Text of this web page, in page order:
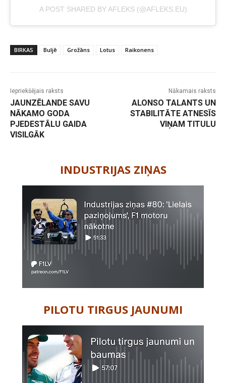
A POST SHARED BY AFLEKS (@AFLEKS.EU)
BIRKAS Buljē Grožāns Lotus Raikonens
Iepriekšējais raksts
JAUNZĒLANDE SAVU
NĀKAMO GODA
PJEDESTĀLU GAIDA
VISILGĀK
Nākamais raksts
ALONSO TALANTS UN
STABILITĀTE ATNESĪS
VIŅAM TITULU
INDUSTRIJAS ZIŅAS
PILOTU TIRGUS JAUNUMI